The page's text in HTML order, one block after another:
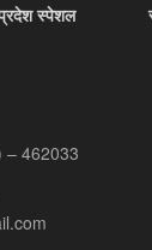
स्पेशल
– 462033